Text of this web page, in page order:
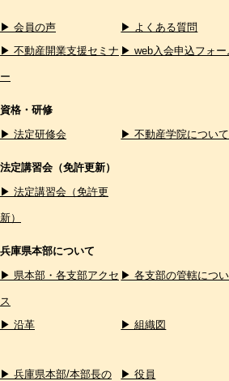
▶ 会員の声
▶ よくある質問
▶ 不動産開業支援セミナ
ー
▶ web入会申込フォー
資格・研修
▶ 法定研修会
▶ 不動産学院について
法定講習会（免許更新）
▶ 法定講習会（免許更
新）
兵庫県本部について
▶ 県本部・各支部アクセ
ス
▶ 各支部の管轄につ
▶ 沿革 ▶ 組織図
▶ 兵庫県本部/本部長の
▶ 役員